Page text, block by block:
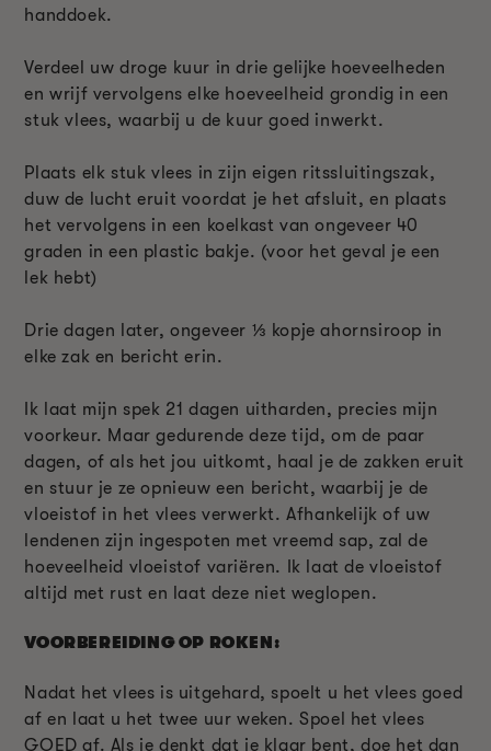
handdoek.
Verdeel uw droge kuur in drie gelijke hoeveelheden
en wrijf vervolgens elke hoeveelheid grondig in een
stuk vlees, waarbij u de kuur goed inwerkt.
Plaats elk stuk vlees in zijn eigen ritssluitingszak,
duw de lucht eruit voordat je het afsluit, en plaats
het vervolgens in een koelkast van ongeveer 40
graden in een plastic bakje. (voor het geval je een
lek hebt)
Drie dagen later, ongeveer ⅓ kopje ahornsiroop in
elke zak en bericht erin.
Ik laat mijn spek 21 dagen uitharden, precies mijn
voorkeur. Maar gedurende deze tijd, om de paar
dagen, of als het jou uitkomt, haal je de zakken eruit
en stuur je ze opnieuw een bericht, waarbij je de
vloeistof in het vlees verwerkt. Afhankelijk of uw
lendenen zijn ingespoten met vreemd sap, zal de
hoeveelheid vloeistof variëren. Ik laat de vloeistof
altijd met rust en laat deze niet weglopen.
VOORBEREIDING OP ROKEN:
Nadat het vlees is uitgehard, spoelt u het vlees goed
af en laat u het twee uur weken. Spoel het vlees
GOED af. Als je denkt dat je klaar bent, doe het dan